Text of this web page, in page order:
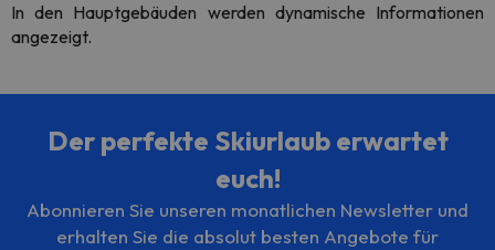
In den Hauptgebäuden werden dynamische Informationen
angezeigt.
Der perfekte Skiurlaub erwartet
euch!
Abonnieren Sie unseren monatlichen Newsletter und
erhalten Sie die absolut besten Angebote für